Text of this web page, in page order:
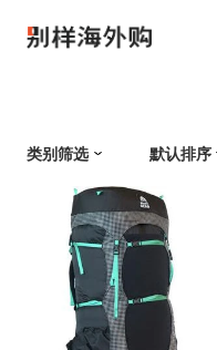
类别筛选 默认排序